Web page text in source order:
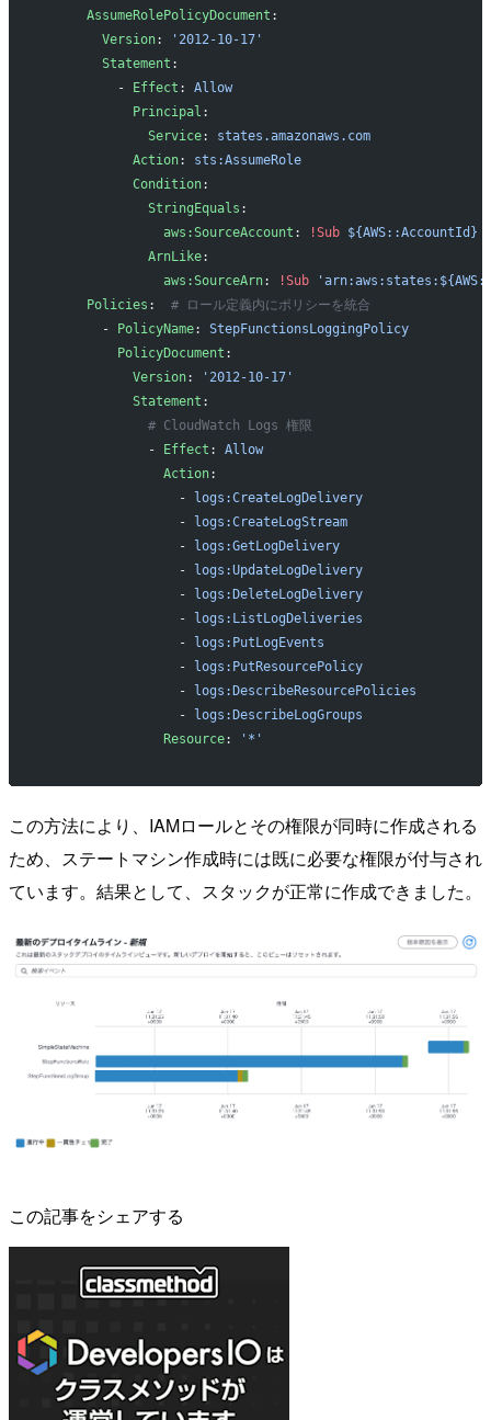
      AssumeRolePolicyDocument
:
        Version
:
'2012-10-17'
        Statement
:
          -
Effect : Allow
            Principal
:
              Service
: states.amazonaws.com
            Action
: sts:AssumeRole
            Condition
:
              StringEquals
:
                aws:SourceAccount
: !Sub ${AWS::AccountId}
              ArnLike
:
                aws:SourceArn
: !Sub
      Policies
: # ロール定義内にポリシーを統合
        -
PolicyName: StepFunctionsLoggingPolicy
          PolicyDocument
:
            Version
:
'2012-10-17'
            Statement
:
              # CloudWatch Logs 権限
              -
Effect : Allow
                Action
:
                  -
logs:CreateLogDelivery
                  -
logs:CreateLogStream
                  -
logs:GetLogDelivery
                  -
logs:UpdateLogDelivery
                  -
logs:DeleteLogDelivery
                  -
logs:ListLogDeliveries
                  -
logs:PutLogEvents
                  -
logs:PutResourcePolicy
                  -
logs:DescribeResourcePolicies
                  -
logs:DescribeLogGroups
                Resource
: '*'
この方法により、IAMロールとその権限が同時に作成される
ため、ステートマシン作成時には既に必要な権限が付与され
ています。結果として、スタックが正常に作成できました。
この記事をシェアする